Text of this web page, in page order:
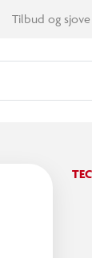
Tilbud og